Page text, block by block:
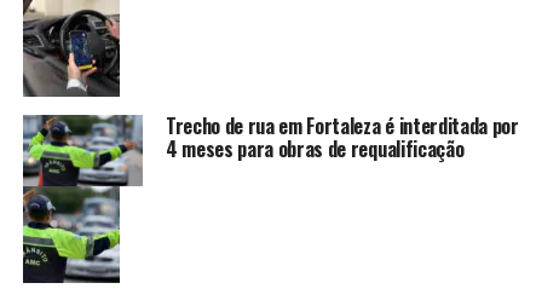
Trecho de rua em Fortaleza é interditada por
4 meses para obras de requalificação